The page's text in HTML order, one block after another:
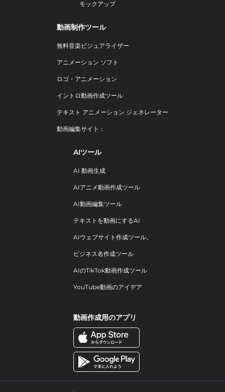
モックアップ
動画制作ツール
無料音楽ビジュアライザー
アニメーション ソフト
ロゴ・アニメーション
イントロ動画作成ツール
テキスト アニメーション ジェネレーター
動画編集サイト：
AIツール
AI 動画生成
AIアニメ動画作成ツール
AI動画編集ツール
テキストを動画にするAI
AIウェブサイト作成ツール。
ビジネス名作成ツール
AIのTikTok動画作成ツール
YouTube動画のアイデア
動画作成用のアプリ